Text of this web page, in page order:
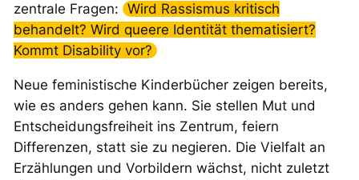
zentrale Fragen: Wird Rassismus kritisch
behandelt? Wird queere Identität thematisiert?
Kommt Disability vor?
Neue feministische Kinderbücher zeigen bereits,
wie es anders gehen kann. Sie stellen Mut und
Entscheidungsfreiheit ins Zentrum, feiern
Differenzen, statt sie zu negieren. Die Vielfalt an
Erzählungen und Vorbildern wächst, nicht zuletzt